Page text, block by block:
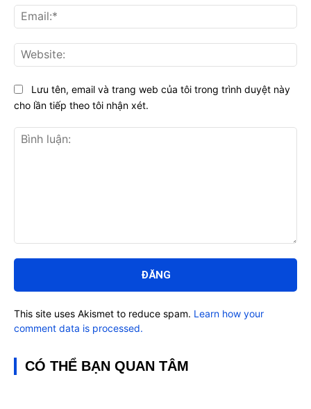
luận:
Lưu tên, email và trang web của tôi trong trình duyệt này
cho lần tiếp theo tôi nhận xét.
This site uses Akismet to reduce spam. Learn how your
comment data is processed.
CÓ THỂ BẠN QUAN TÂM